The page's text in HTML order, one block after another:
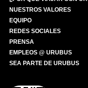
NUESTROS VALORES
EQUIPO
REDES SOCIALES
PRENSA
EMPLEOS @ URUBUS
SEA PARTE DE URUBUS